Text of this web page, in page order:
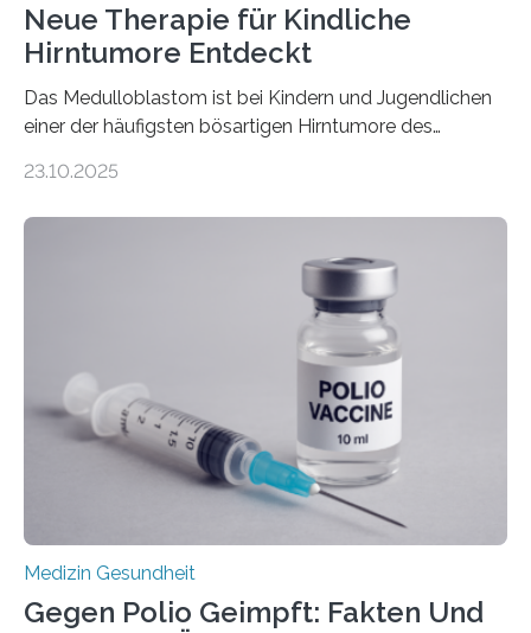
Neue Therapie für Kindliche
Hirntumore Entdeckt
Das Medulloblastom ist bei Kindern und Jugendlichen
einer der häufigsten bösartigen Hirntumore des
Betroffenen können mit heutigen Methoden geheilt
Dringend benötigt werden zielgerichtete Therapien, die
nur Tumorschwachstellen angreifen und normales
Gewebe verschonen. Forschende um Daniel Merk vom
Hertie-Institut für klinische Hirnforschung am
Universitätsklinikum Tübingen haben eine solche
Schwachstelle im Erbgut einer Untergruppe des
Medulloblastoms gefunden. Die Wilhelm Sander-
Stiftung unterstützte das Projekt…
23.10.2025
Medizin Gesundheit
Gegen Polio Geimpft: Fakten Und